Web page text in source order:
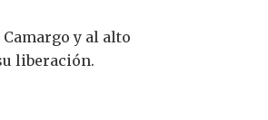
y al alto
liberación.